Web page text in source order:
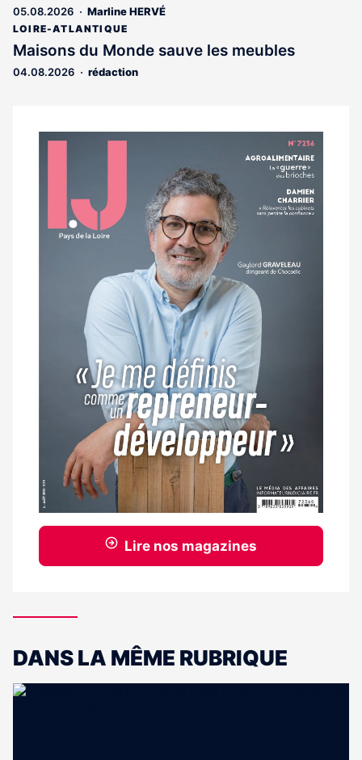
05.08.2026 Marline HERVÉ
LOIRE-ATLANTIQUE
Maisons du Monde sauve les meubles
04.08.2026 rédaction
Notre
magazine
Lire nos magazines
DANS LA MÊME RUBRIQUE